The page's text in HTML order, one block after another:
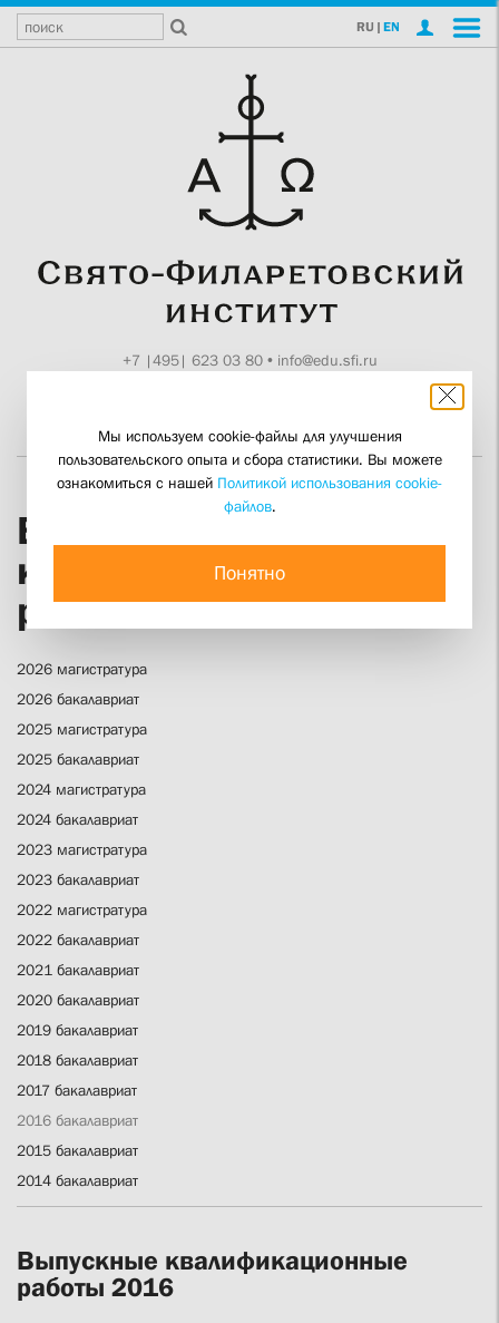
RU | EN
+7 |495| 623 03 80• info@edu.sfi.ru
Выпускные
квалификационные
работы
2026 магистратура
2026 бакалавриат
2025 магистратура
2025 бакалавриат
2024 магистратура
2024 бакалавриат
2023 магистратура
2023 бакалавриат
2022 магистратура
2022 бакалавриат
2021 бакалавриат
2020 бакалавриат
2019 бакалавриат
2018 бакалавриат
2017 бакалавриат
2016 бакалавриат
2015 бакалавриат
2014 бакалавриат
Выпускные квалификационные
работы 2016
Мы используем cookie-файлы для улучшения
пользовательского опыта и сбора статистики. Вы можете
ознакомиться с нашей Политикой использования cookie-
файлов.
Понятно